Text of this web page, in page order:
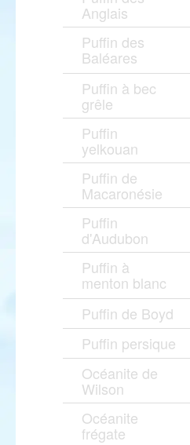
Anglais
Puffin des
Baléares
Puffin à bec
grêle
Puffin
yelkouan
Puffin de
Macaronésie
Puffin
d'Audubon
Puffin à
menton blanc
Puffin de Boyd
Puffin persique
Océanite de
Wilson
Océanite
frégate